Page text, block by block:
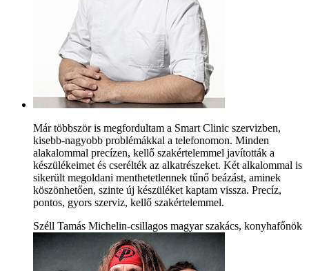
Már többször is megfordultam a Smart Clinic szervizben,
kisebb-nagyobb problémákkal a telefonomon. Minden
alakalommal precízen, kellő szakértelemmel javították a
készülékeimet és cserélték az alkatrészeket. Két alkalommal is
sikerült megoldani menthetetlennek tűnő beázást, aminek
köszönhetően, szinte új készüléket kaptam vissza. Precíz,
pontos, gyors szerviz, kellő szakértelemmel.
Széll Tamás Michelin-csillagos magyar szakács, konyhafőnök